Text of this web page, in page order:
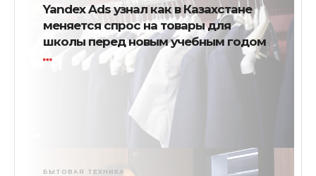
Yandex Ads узнал как в Казахстане
меняется спрос на товары для
школы перед новым учебным годом
БЫТОВАЯ ТЕХНИКА